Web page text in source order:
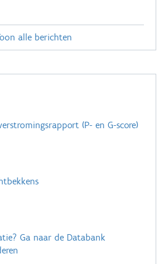
alle berichten
(P- en G-score)
Ga naar de Databank